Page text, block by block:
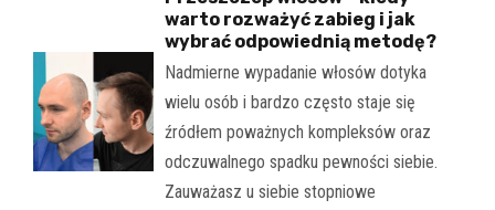
warto rozważyć zabieg i jak
wybrać odpowiednią metodę?
Nadmierne wypadanie włosów dotyka
wielu osób i bardzo często staje się
źródłem poważnych kompleksów oraz
odczuwalnego spadku pewności siebie.
Zauważasz u siebie stopniowe